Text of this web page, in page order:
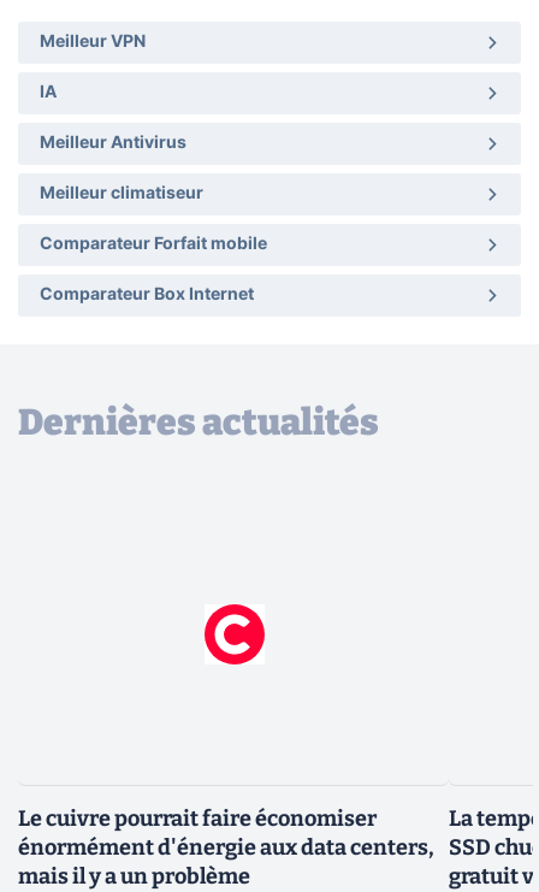
Meilleur VPN
IA
Meilleur Antivirus
Meilleur climatiseur
Comparateur Forfait mobile
Comparateur Box Internet
Dernières actualités
Le cuivre pourrait faire économiser
énormément d'énergie aux data centers,
mais il y a un problème
La
SSD
gratuit